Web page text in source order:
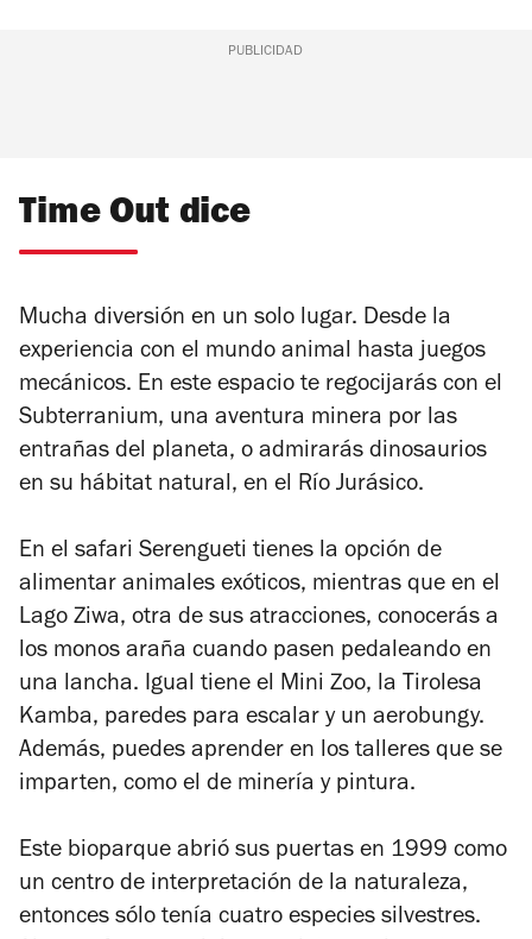
PUBLICIDAD
Time Out dice
Mucha diversión en un solo lugar. Desde la
experiencia con el mundo animal hasta juegos
mecánicos. En este espacio te regocijarás con el
Subterranium, una aventura minera por las
entrañas del planeta, o admirarás dinosaurios
en su hábitat natural, en el Río Jurásico.
En el safari Serengueti tienes la opción de
alimentar animales exóticos, mientras que en el
Lago Ziwa, otra de sus atracciones, conocerás a
los monos araña cuando pasen pedaleando en
una lancha. Igual tiene el Mini Zoo, la Tirolesa
Kamba, paredes para escalar y un aerobungy.
Además, puedes aprender en los talleres que se
imparten, como el de minería y pintura.
Este bioparque abrió sus puertas en 1999 como
un centro de interpretación de la naturaleza,
entonces sólo tenía cuatro especies silvestres.